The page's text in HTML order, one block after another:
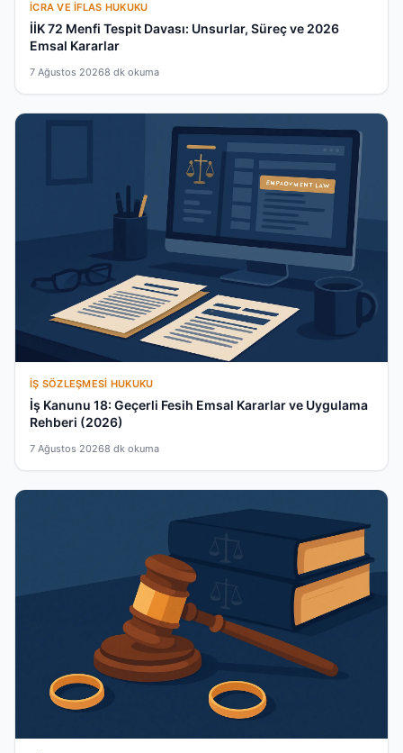
İCRA VE İFLAS HUKUKU
İİK 72 Menfi Tespit Davası: Unsurlar, Süreç ve 2026
Emsal Kararlar
7 Ağustos 20268 dk okuma
İŞ SÖZLEŞMESI HUKUKU
İş Kanunu 18: Geçerli Fesih Emsal Kararlar ve Uygulama
Rehberi (2026)
7 Ağustos 20268 dk okuma